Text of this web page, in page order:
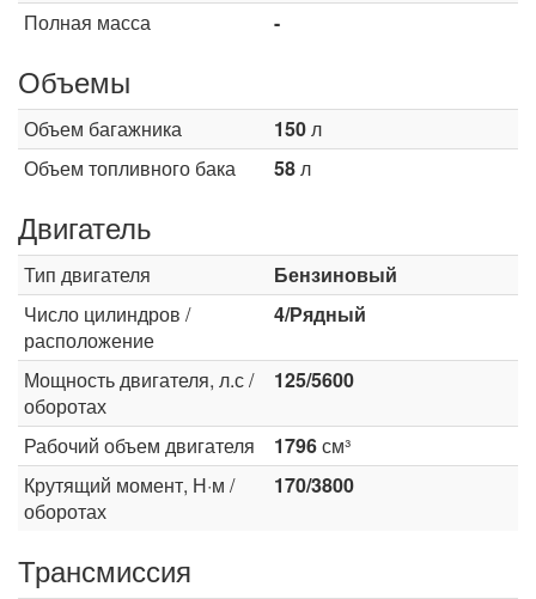
Полная масса
-
Объемы
Объем багажника 150л
Объем топливного бака
58л
Двигатель
Тип двигателя
Бензиновый
Число цилиндров /
расположение
4/Рядный
Мощность двигателя, л.с /
оборотах
125/5600
Рабочий объем двигателя 1796см³
Крутящий момент, Н·м /
оборотах
170/3800
Трансмиссия